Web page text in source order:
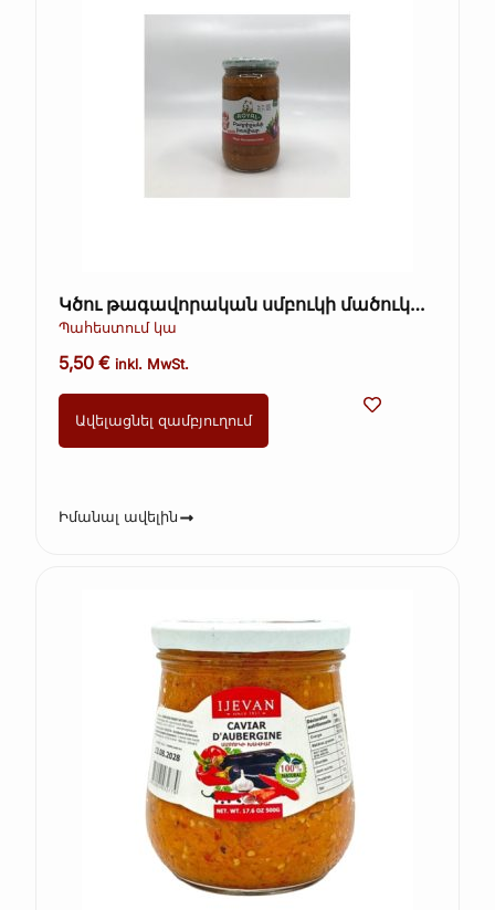
Կծու թագավորական սմբուկի մածուկ
500 գ
Պահեստում կա
5,50€ inkl. MwSt.
Ավելացնել զամբյուղում
Իմանալ ավելին